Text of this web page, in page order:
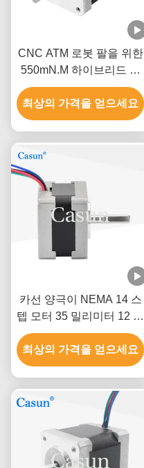
CNC ATM 로봇 팔을 위한
550mN.M 하이브리드 스
텝 모터 1.5A 4.2V 스테핑
모터
최상의 가격을 얻으세요
카선 양극이 NEMA 14 스
텝 모터 35 밀리미터 12 볼
트 DC 스텝 모터
최상의 가격을 얻으세요